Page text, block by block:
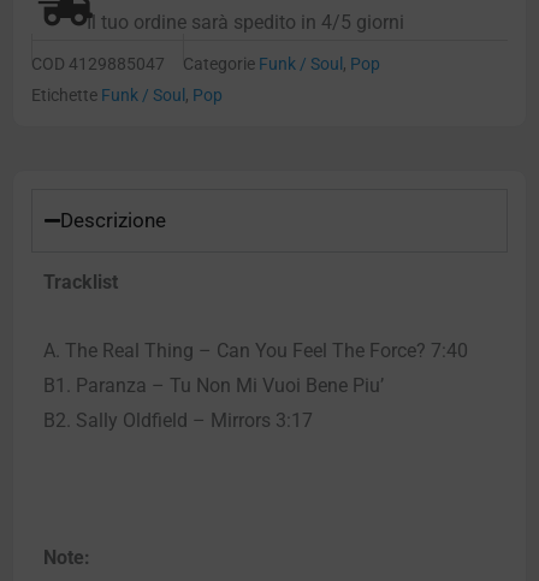
Il tuo ordine sarà spedito in 4/5 giorni
COD 4129885047 Categorie Funk / Soul , Pop
Etichette Funk / Soul , Pop
Descrizione
Tracklist
A. The Real Thing – Can You Feel The Force? 7:40
B1. Paranza – Tu Non Mi Vuoi Bene Piu’
B2. Sally Oldfield – Mirrors 3:17
Note: